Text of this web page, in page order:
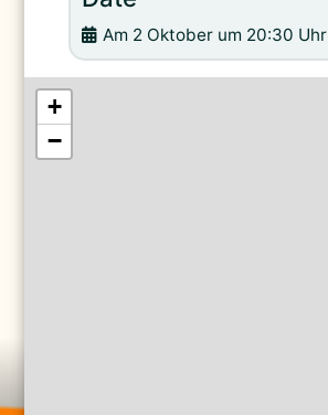
Am 2 Oktober um 20:30 Uhr
+
−